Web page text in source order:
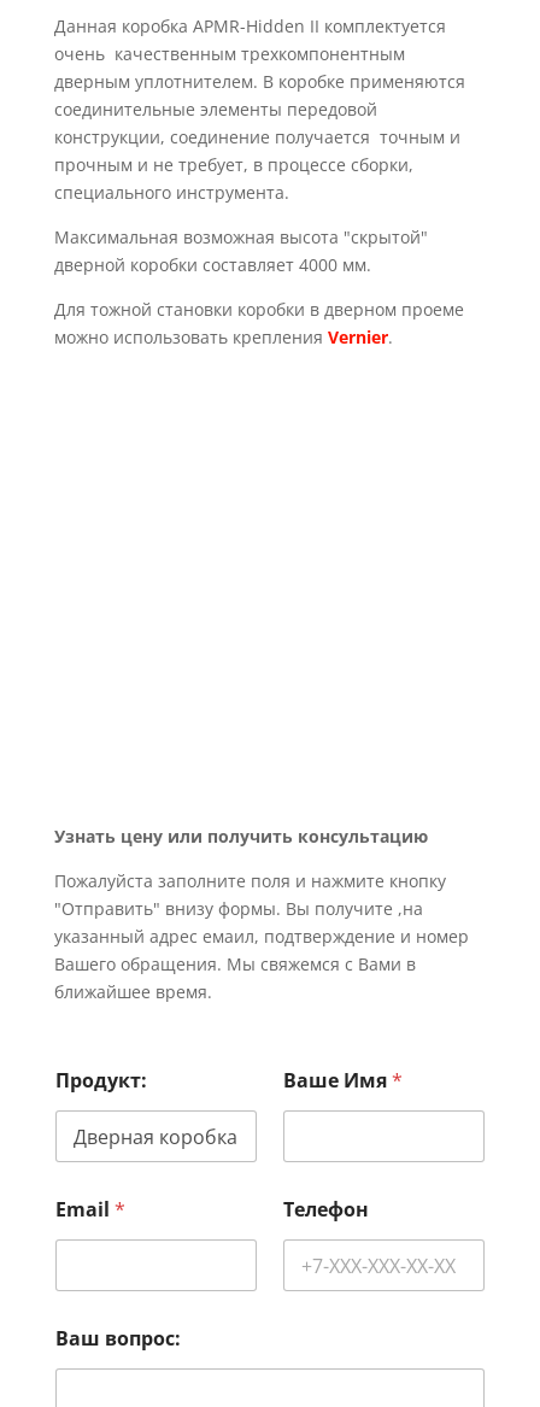
Данная коробка APMR-Hidden II комплектуется
очень качественным трехкомпонентным
дверным уплотнителем. В коробке применяются
соединительные элементы передовой
конструкции, соединение получается точным и
прочным и не требует, в процессе сборки,
специального инструмента.
Максимальная возможная высота "скрытой"
дверной коробки составляет 4000 мм.
Для тожной становки коробки в дверном проеме
можно использовать крепления Vernier.
Узнать цену или получить консультацию
Пожалуйста заполните поля и нажмите кнопку
"Отправить" внизу формы. Вы получите ,на
указанный адрес емаил, подтверждение и номер
Вашего обращения. Мы свяжемся с Вами в
ближайшее время.
Продукт: Ваше Имя*
Email * Телефон
Ваш вопрос: